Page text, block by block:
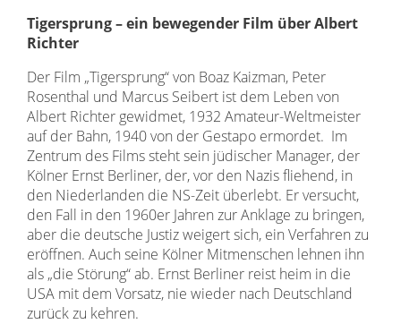
Tigersprung – ein bewegender Film über Albert
Richter
Der Film „Tigersprung“ von Boaz Kaizman, Peter
Rosenthal und Marcus Seibert ist dem Leben von
Albert Richter gewidmet, 1932 Amateur-Weltmeister
auf der Bahn, 1940 von der Gestapo ermordet. Im
Zentrum des Films steht sein jüdischer Manager, der
Kölner Ernst Berliner, der, vor den Nazis fliehend, in
den Niederlanden die NS-Zeit überlebt. Er versucht,
den Fall in den 1960er Jahren zur Anklage zu bringen,
aber die deutsche Justiz weigert sich, ein Verfahren zu
eröffnen. Auch seine Kölner Mitmenschen lehnen ihn
als „die Störung“ ab. Ernst Berliner reist heim in die
USA mit dem Vorsatz, nie wieder nach Deutschland
zurück zu kehren.